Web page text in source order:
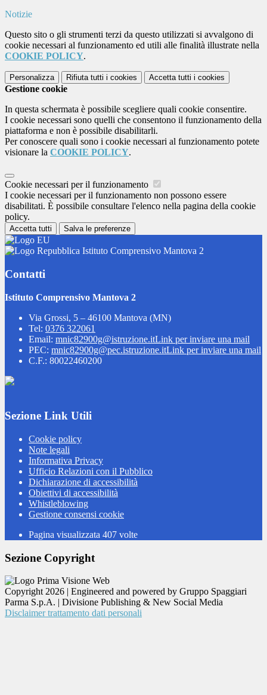
Notizie
Questo sito o gli strumenti terzi da questo utilizzati si avvalgono di
cookie necessari al funzionamento ed utili alle finalità illustrate nella
COOKIE POLICY.
Personalizza Rifiuta tutti i cookies Accetta tutti i cookies
Gestione cookie
In questa schermata è possibile scegliere quali cookie consentire.
I cookie necessari sono quelli che consentono il funzionamento della
piattaforma e non è possibile disabilitarli.
Per conoscere quali sono i cookie necessari al funzionamento potete
visionare la COOKIE POLICY.
Cookie necessari per il funzionamento
I cookie necessari per il funzionamento non possono essere
disabilitati. È possibile consultare l'elenco nella pagina della cookie
policy.
Accetta tutti Salva le preferenze
Istituto Comprensivo Mantova 2
Contatti
Istituto Comprensivo Mantova 2
Via Grossi, 5 – 46100 Mantova (MN)
Tel: 0376 322061
Email: mnic82900g@istruzione.itLink per inviare una mail
PEC: mnic82900g@pec.istruzione.itLink per inviare una mail
C.F.: 80022460200
Sezione Link Utili
Cookie policy
Note legali
Informativa Privacy
Ufficio Relazioni con il Pubblico
Dichiarazione di accessibilità
Obiettivi di accessibilità
Whistleblowing
Gestione consensi cookie
Pagina visualizzata 407 volte
Sezione Copyright
Copyright 2026 | Engineered and powered by Gruppo Spaggiari
Parma S.p.A. | Divisione Publishing & New Social Media
Disclaimer trattamento dati personali